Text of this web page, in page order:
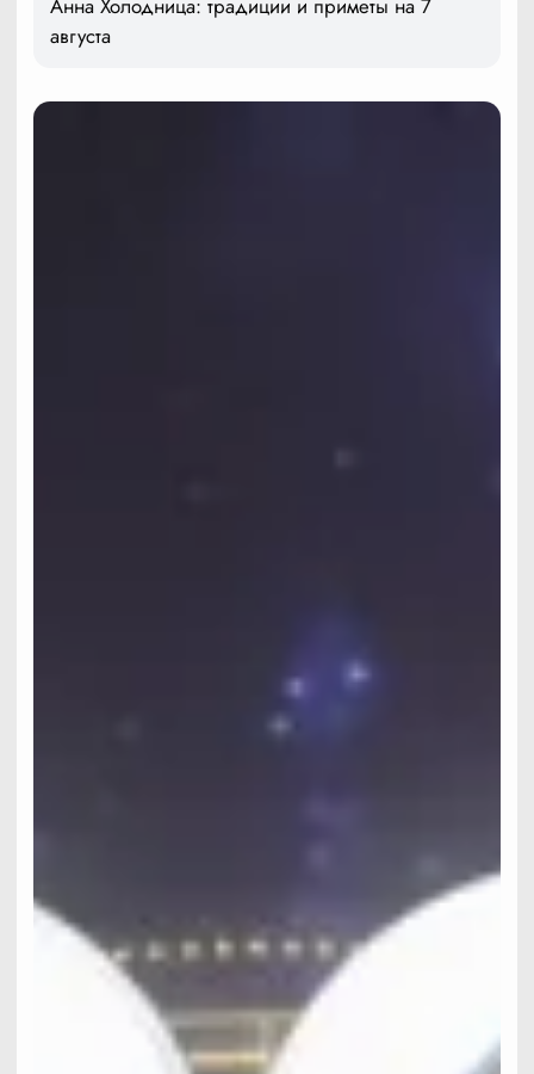
Анна Холодница: традиции и приметы на 7
августа